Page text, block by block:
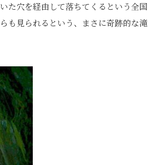
た穴を経由して落ちてくるという全国
も見られるという、まさに奇跡的な滝